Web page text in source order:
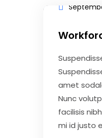
amet
Nunc
facilisis
mi id justo